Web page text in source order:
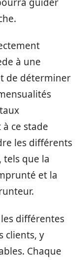
à une
de déterminer
ce stade
les différents
tels que la
et la
différentes
clients, y
Chaque